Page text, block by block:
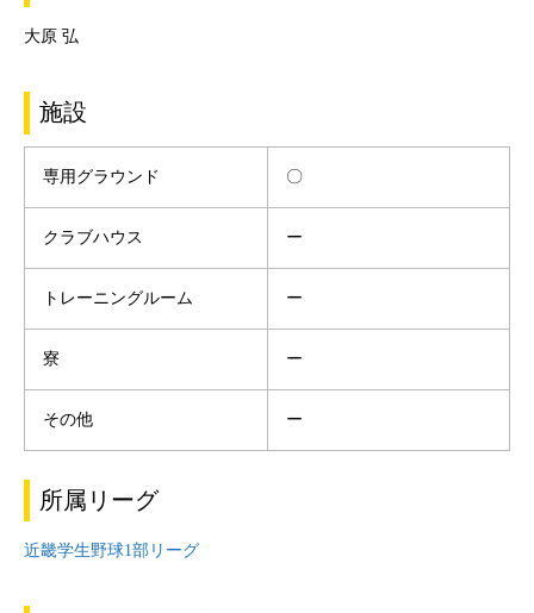
大原 弘
施設
専用グラウンド 〇
クラブハウス ー
トレーニングルーム ー
寮 ー
その他 ー
所属リーグ
近畿学生野球1部リーグ